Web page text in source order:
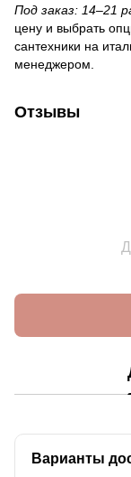
Под заказ: 14–21
цену и выбрать
сантехники на
менеджером.
Отзывы
Варианты